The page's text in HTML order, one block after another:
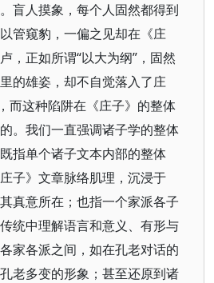
盲人摸象，每个人固然都得到
管窥豹，一偏之见却在《庄
，正如所谓“以大为纲”，固然
的雄姿，却不自觉落入了庄
而这种陷阱在《庄子》的整体
。我们一直强调诸子学的整体
指单个诸子文本内部的整体
子》文章脉络肌理，沉浸于
真意所在；也指一个家派各子
统中理解语言和意义、有形与
家各派之间，如在孔老对话的
老多变的形象；甚至还原到诸